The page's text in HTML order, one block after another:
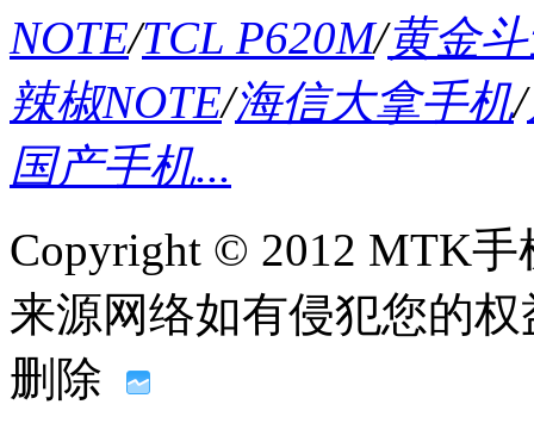
NOTE/TCL P620M/黄金
辣椒NOTE/海信大拿手机/
国产手机...
Copyright © 2012 MTK
来源网络如有侵犯您的
删除